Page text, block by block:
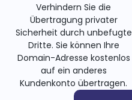
Verhindern Sie die
Übertragung privater
Sicherheit durch unbefugte
Dritte. Sie können Ihre
Domain-Adresse kostenlos
auf ein anderes
Kundenkonto übertragen.